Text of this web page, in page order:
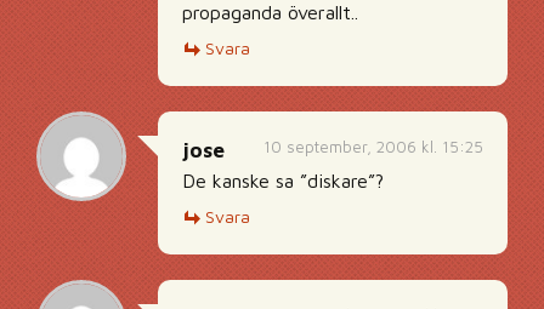
propaganda överallt..
Svara
10 september, 2006 kl. 15:25
jose
De kanske sa ”diskare”?
Svara